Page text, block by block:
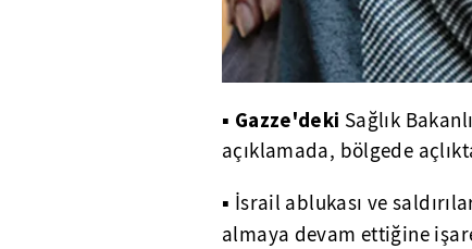
▪ Gazze'deki Sağlık
açıklamada, bölgede
▪ İsrail ablukası ve
almaya devam ettiğine